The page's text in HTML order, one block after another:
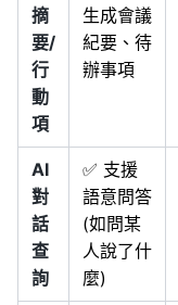
摘
要/
行
動
項
生成會議
紀要、待
辦事項
AI
對
話
查
詢
✅ 支援
語意問答
(如問某
人說了什
麼)